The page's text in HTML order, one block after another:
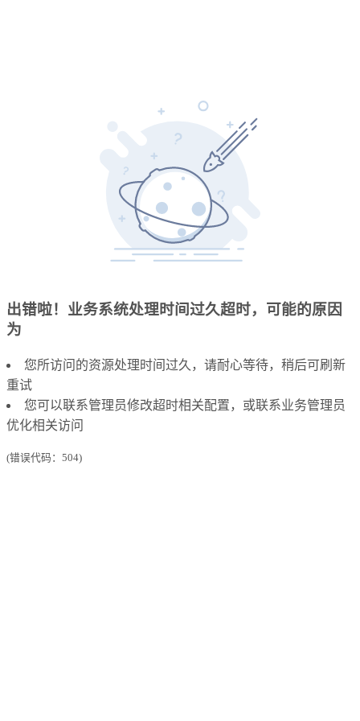
出错啦！业务系统处理时间过久超时，可能的原因
为
您所访问的资源处理时间过久，请耐心等待，稍后可刷新
重试
您可以联系管理员修改超时相关配置，或联系业务管理员
优化相关访问
(错误代码：504)